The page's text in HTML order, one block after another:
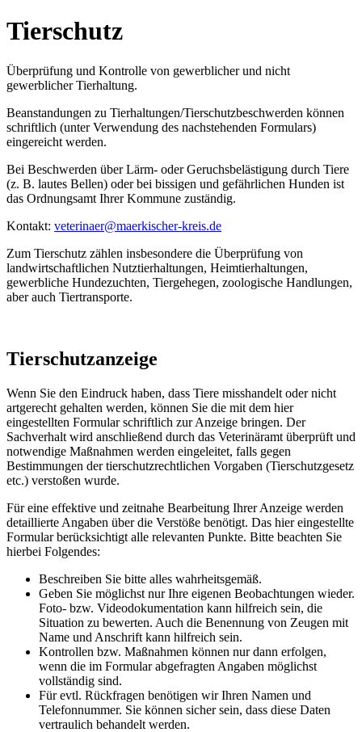
Tierschutz
Überprüfung und Kontrolle von gewerblicher und nicht
gewerblicher Tierhaltung.
Beanstandungen zu Tierhaltungen/Tierschutzbeschwerden können
schriftlich (unter Verwendung des nachstehenden Formulars)
eingereicht werden.
Bei Beschwerden über Lärm- oder Geruchsbelästigung durch Tiere
(z. B. lautes Bellen) oder bei bissigen und gefährlichen Hunden ist
das Ordnungsamt Ihrer Kommune zuständig.
Kontakt: veterinaer@​maerkischer-kreis.de
Zum Tierschutz zählen insbesondere die Überprüfung von
landwirtschaftlichen Nutztierhaltungen, Heimtierhaltungen,
gewerbliche Hundezuchten, Tiergehegen, zoologische Handlungen,
aber auch Tiertransporte.
Tierschutzanzeige
Wenn Sie den Eindruck haben, dass Tiere misshandelt oder nicht
artgerecht gehalten werden, können Sie die mit dem hier
eingestellten Formular schriftlich zur Anzeige bringen. Der
Sachverhalt wird anschließend durch das Veterinäramt überprüft und
notwendige Maßnahmen werden eingeleitet, falls gegen
Bestimmungen der tierschutzrechtlichen Vorgaben (Tierschutzgesetz
etc.) verstoßen wurde.
Für eine effektive und zeitnahe Bearbeitung Ihrer Anzeige werden
detaillierte Angaben über die Verstöße benötigt. Das hier eingestellte
Formular berücksichtigt alle relevanten Punkte. Bitte beachten Sie
hierbei Folgendes:
Beschreiben Sie bitte alles wahrheitsgemäß.
Geben Sie möglichst nur Ihre eigenen Beobachtungen wieder.
Foto- bzw. Videodokumentation kann hilfreich sein, die
Situation zu bewerten. Auch die Benennung von Zeugen mit
Name und Anschrift kann hilfreich sein.
Kontrollen bzw. Maßnahmen können nur dann erfolgen,
wenn die im Formular abgefragten Angaben möglichst
vollständig sind.
Für evtl. Rückfragen benötigen wir Ihren Namen und
Telefonnummer. Sie können sicher sein, dass diese Daten
vertraulich behandelt werden.